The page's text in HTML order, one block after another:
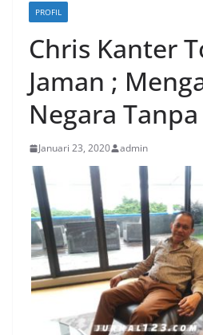
PROFIL
Chris Kanter
Jaman ;
Negara
Januari 23, 2020 admin